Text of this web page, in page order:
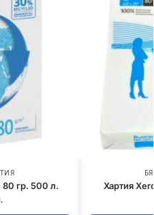
80 гр. 500 л. Хартия